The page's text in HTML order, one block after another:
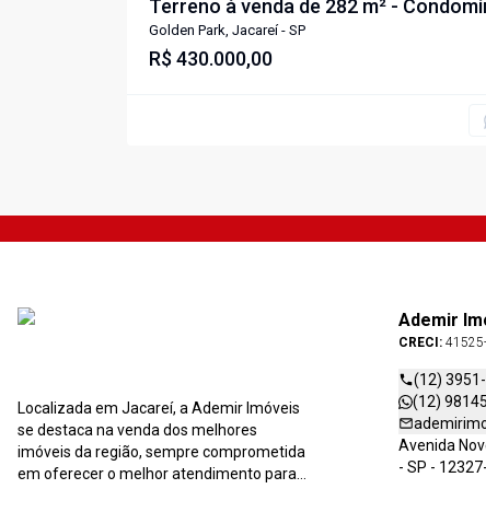
Terreno à venda de 282 m² -
Golden Park em Jacareí-SP
Golden Park, Jacareí - SP
R$ 430.000,00
Localizada em Jacareí, a Ademir Imóveis
se destaca na venda dos melhores
imóveis da região, sempre comprometida
em oferecer o melhor atendimento para
Ademir
CRECI:
(12)
(12)
Avenida
- SP -